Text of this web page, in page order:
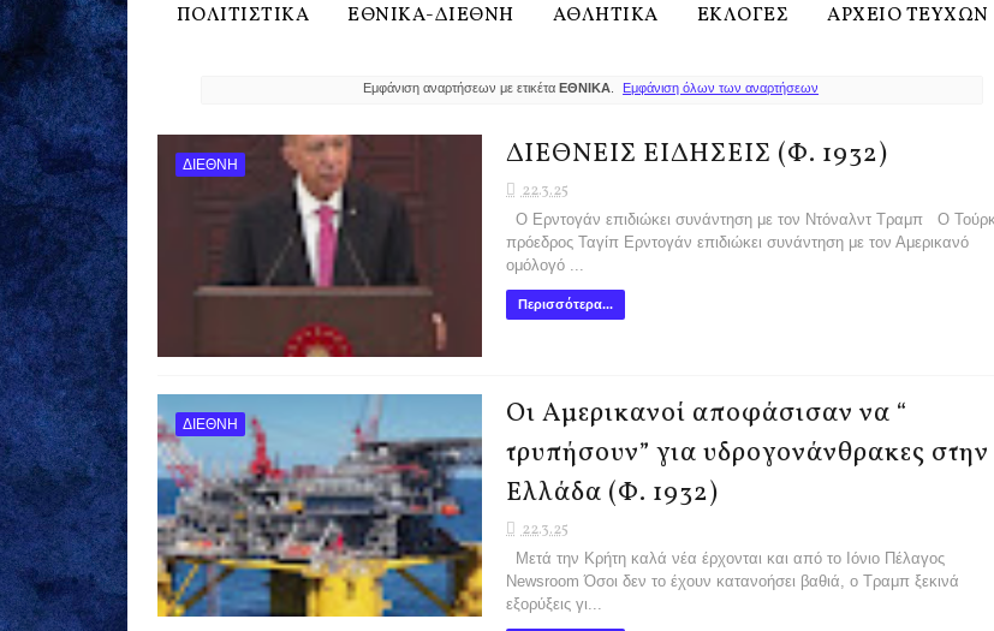
ΠΟΛΙΤΙΣΤΙΚΑ ΕΘΝΙΚΑ-ΔΙΕΘΝΗ ΑΘΛΗΤΙΚΑ ΕΚΛΟΓΕΣ ΑΡΧΕΙΟ ΤΕΥΧΩΝ
Εμφάνιση αναρτήσεων με ετικέτα ΕΘΝΙΚΑ. Εμφάνιση όλων των αναρτήσεων
ΔΙΕΘΝΗ ΔΙΕΘΝΕΙΣ ΕΙΔΗΣΕΙΣ (Φ. 1932)
22.3.25
Ο Ερντογάν επιδιώκει συνάντηση με τον Ντόναλντ Τραμπ Ο
πρόεδρος Ταγίπ Ερντογάν επιδιώκει συνάντηση με τον Αμερικανό
ομόλογό ...
Περισσότερα...
ΔΙΕΘΝΗ
Οι Αμερικανοί αποφάσισαν να “
τρυπήσουν” για υδρογονάνθρακες στην
Ελλάδα (Φ. 1932)
22.3.25
Μετά την Κρήτη καλά νέα έρχονται και από το Ιόνιο Πέλαγος
Newsroom Όσοι δεν το έχουν κατανοήσει βαθιά, ο Τραμπ ξεκινά
εξορύξεις γι...